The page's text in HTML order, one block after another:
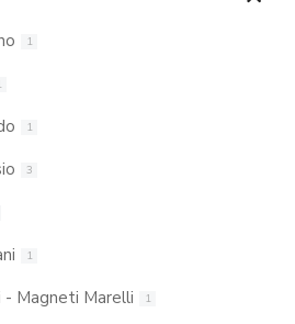
1
1
3
1
Magneti Marelli 1